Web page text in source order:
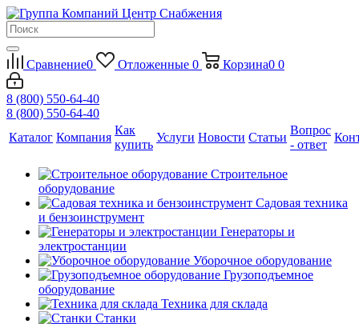
Сравнение0 Отложенные 0 Корзина0 0
8 (800) 550-64-40
8 (800) 550-64-40
Каталог Компания
Как
купить
Услуги Новости Статьи
Вопрос
- ответ
Строительное
оборудование
Садовая техника
и бензоинструмент
Генераторы и
электростанции
Уборочное оборудование
Грузоподъемное
оборудование
Техника для склада
Станки